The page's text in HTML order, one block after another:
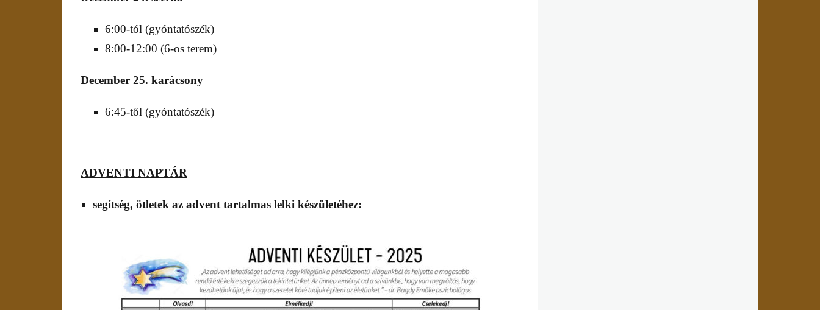
6:00-tól (gyóntatószék)
8:00-12:00 (6-os terem)
December 25. karácsony
6:45-től (gyóntatószék)
ADVENTI NAPTÁR
segítség, ötletek az advent tartalmas lelki készületéhez: